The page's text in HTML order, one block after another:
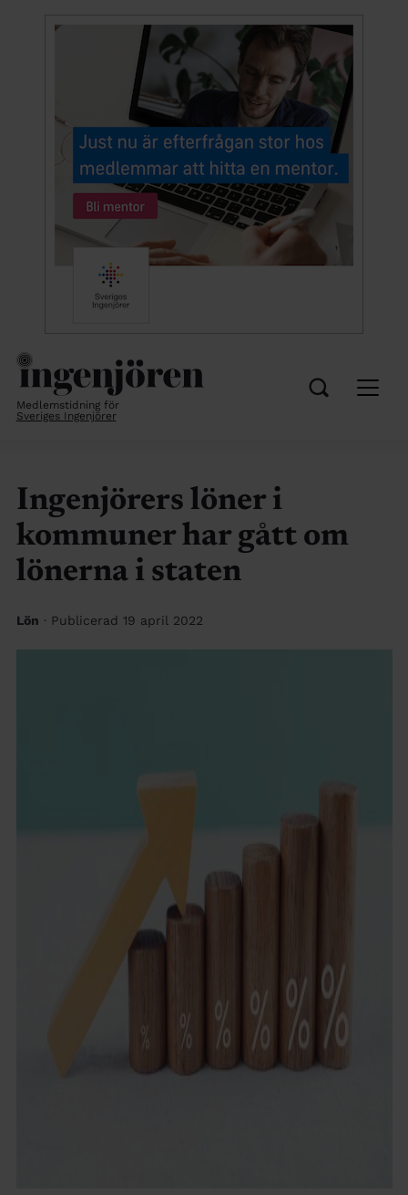
Medlemstidning för
Sveriges Ingenjörer
Ingenjörers löner i
kommuner har gått om
lönerna i staten
Lön · Publicerad 19 april 2022